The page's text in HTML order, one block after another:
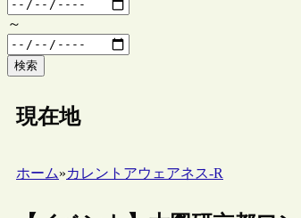
～
検索
現在地
ホーム»カレントアウェアネス-R